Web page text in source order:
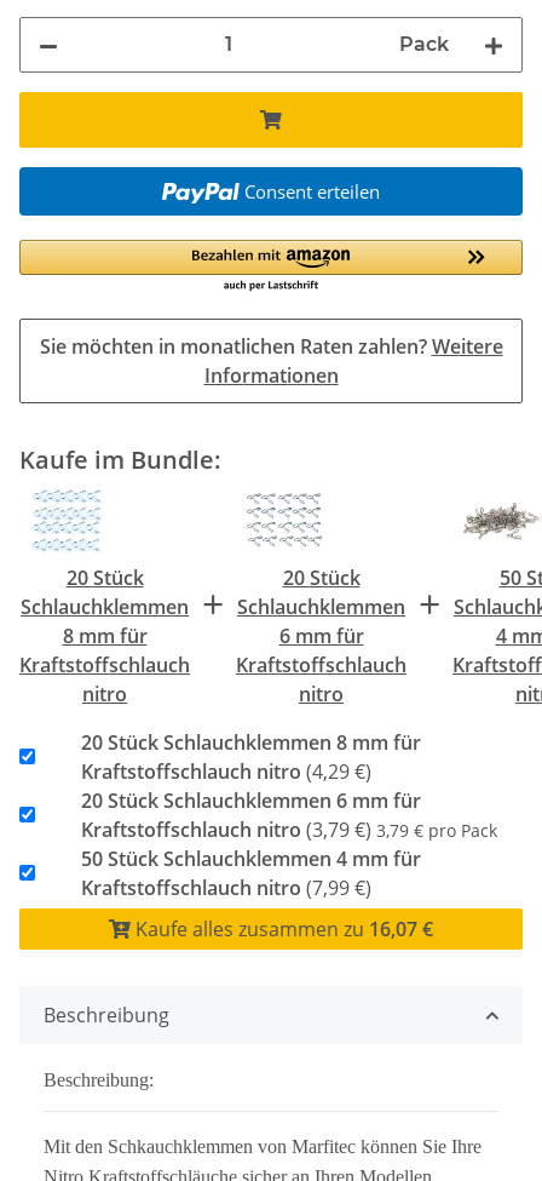
Pack
Consent erteilen
Sie möchten in monatlichen Raten zahlen?Weitere
Informationen
Kaufe im Bundle:
20 Stück
Schlauchklemmen
8 mm für
Kraftstoffschlauch
nitro
+
20 Stück
Schlauchklemmen
6 mm für
Kraftstoffschlauch
nitro
+
50
4
20 Stück Schlauchklemmen 8 mm für
Kraftstoffschlauch nitro (4,29 €)
20 Stück Schlauchklemmen 6 mm für
Kraftstoffschlauch nitro (3,79 €) 3,79 € pro Pack
50 Stück Schlauchklemmen 4 mm für
Kraftstoffschlauch nitro (7,99 €)
Kaufe alles zusammen zu 16,07 €
Beschreibung
Beschreibung:
Mit den Schkauchklemmen von Marfitec können Sie Ihre
Nitro Kraftstoffschläuche sicher an Ihren Modellen